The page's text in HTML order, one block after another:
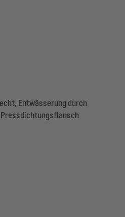
Entwässerung durch